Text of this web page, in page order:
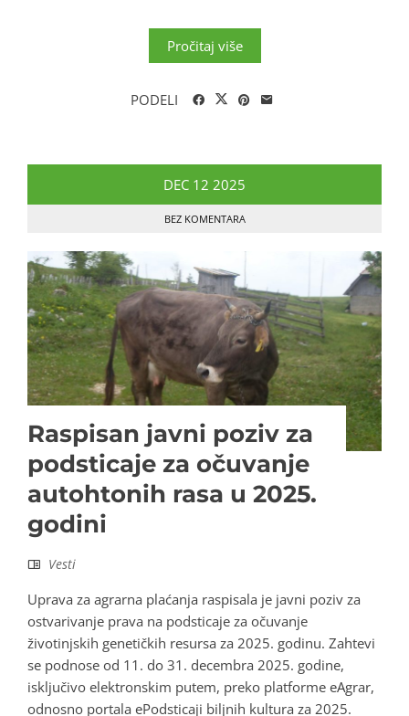
Pročitaj više
PODELI
DEC 12 2025
BEZ KOMENTARA
Raspisan javni poziv za
podsticaje za očuvanje
autohtonih rasa u 2025.
godini
Vesti
Uprava za agrarna plaćanja raspisala je javni poziv za
ostvarivanje prava na podsticaje za očuvanje
životinjskih genetičkih resursa za 2025. godinu. Zahtevi
se podnose od 11. do 31. decembra 2025. godine,
isključivo elektronskim putem, preko platforme eAgrar,
odnosno portala ePodsticaji biljnih kultura za 2025.